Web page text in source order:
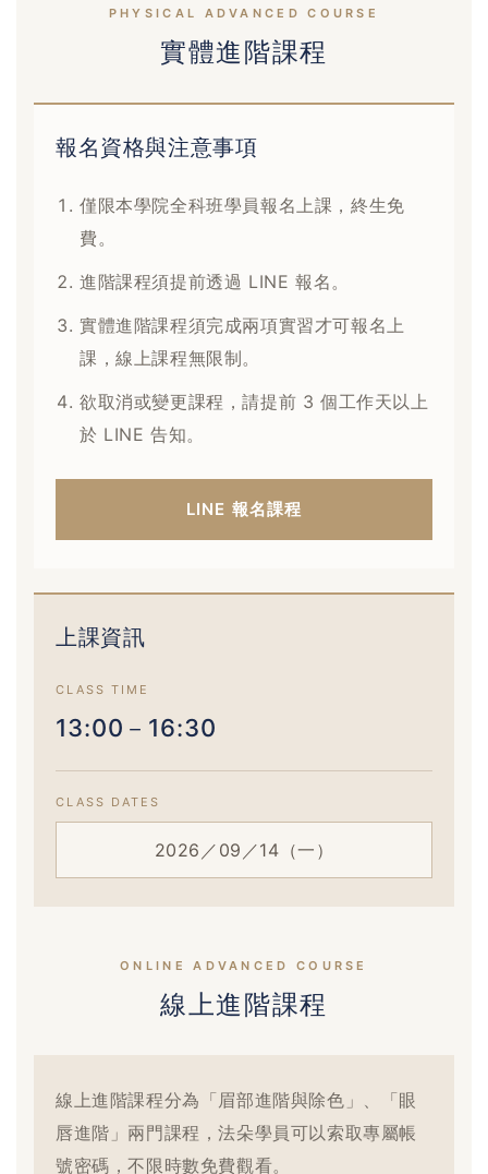
PHYSICAL ADVANCED COURSE
實體進階課程
報名資格與注意事項
僅限本學院全科班學員報名上課，終生免
費。
進階課程須提前透過 LINE 報名。
實體進階課程須完成兩項實習才可報名上
課，線上課程無限制。
欲取消或變更課程，請提前 3 個工作天以上
於 LINE 告知。
LINE 報名課程
上課資訊
CLASS TIME
13:00－16:30
CLASS DATES
2026／09／14（一）
ONLINE ADVANCED COURSE
線上進階課程
線上進階課程分為「眉部進階與除色」、「眼
唇進階」兩門課程，法朵學員可以索取專屬帳
號密碼，不限時數免費觀看。